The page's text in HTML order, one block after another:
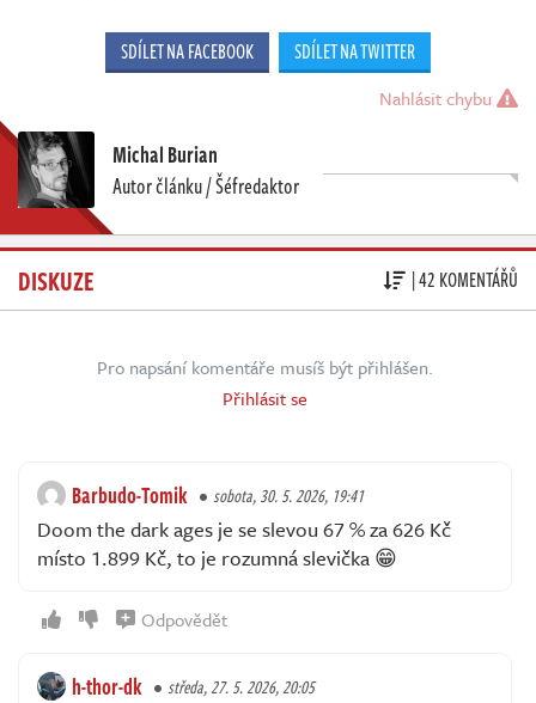
SDÍLET NA FACEBOOK SDÍLET NA TWITTER
Nahlásit chybu
Michal Burian
Autor článku / Šéfredaktor
DISKUZE | 42 KOMENTÁŘŮ
Pro napsání komentáře musíš být přihlášen.
Přihlásit se
Barbudo-Tomik sobota, 30. 5. 2026, 19:41
Doom the dark ages je se slevou 67 % za 626 Kč
místo 1.899 Kč, to je rozumná slevička 😁
Odpovědět
h-thor-dk středa, 27. 5. 2026, 20:05